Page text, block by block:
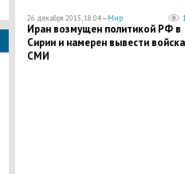
26 декабря 2015, 18:04 —Мир
Иран возмущен политикой РФ в
Сирии и намерен вывести
СМИ